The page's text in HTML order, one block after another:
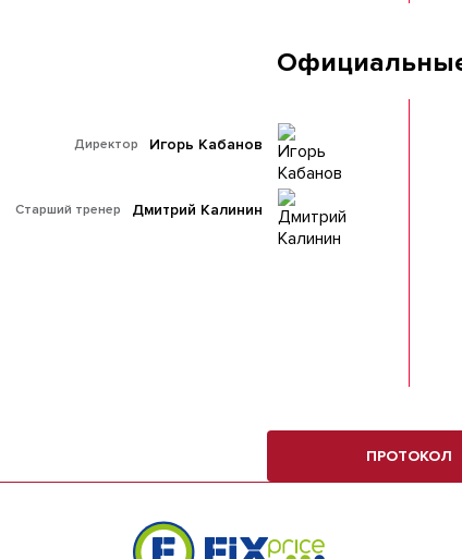
Директор Игорь Кабанов
Старший тренер Дмитрий Калинин
ПРОТОКОЛ